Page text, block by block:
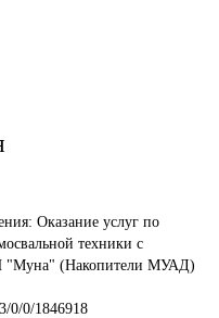
Оказание услуг по
техники с
"Муна" (Накопители МУАД)
0/0/1846918